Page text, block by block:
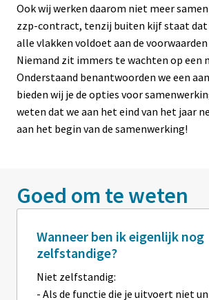
Ook wij werken daarom niet meer
zzp-contract, tenzij buiten kijf staat dat
alle vlakken voldoet aan de voorwaarden
Niemand zit immers te wachten op een
Onderstaand benantwoorden we een
bieden wij je de opties voor
weten dat we aan het eind van het jaar
Goed om te weten
Wanneer ben ik eigenlijk nog
zelfstandige?
Niet zelfstandig:
- Als de functie die je uitvoert niet